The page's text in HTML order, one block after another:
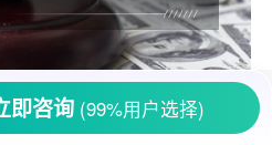
即咨询 (99%用户选择)